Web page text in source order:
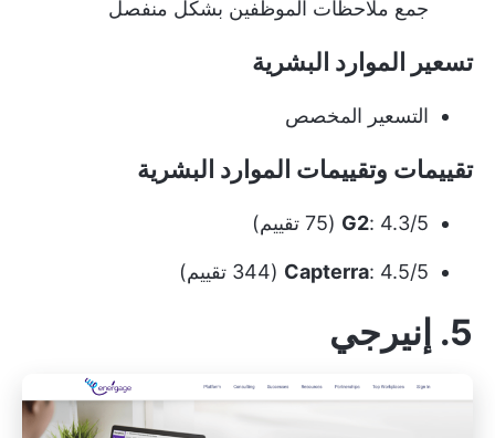
جمع ملاحظات الموظفين بشكل منفصل
تسعير الموارد البشرية
التسعير المخصص
تقييمات وتقييمات الموارد البشرية
G2: 4.3/5 (75 تقييم)
Capterra: 4.5/5 (344 تقييم)
5. إنيرجي